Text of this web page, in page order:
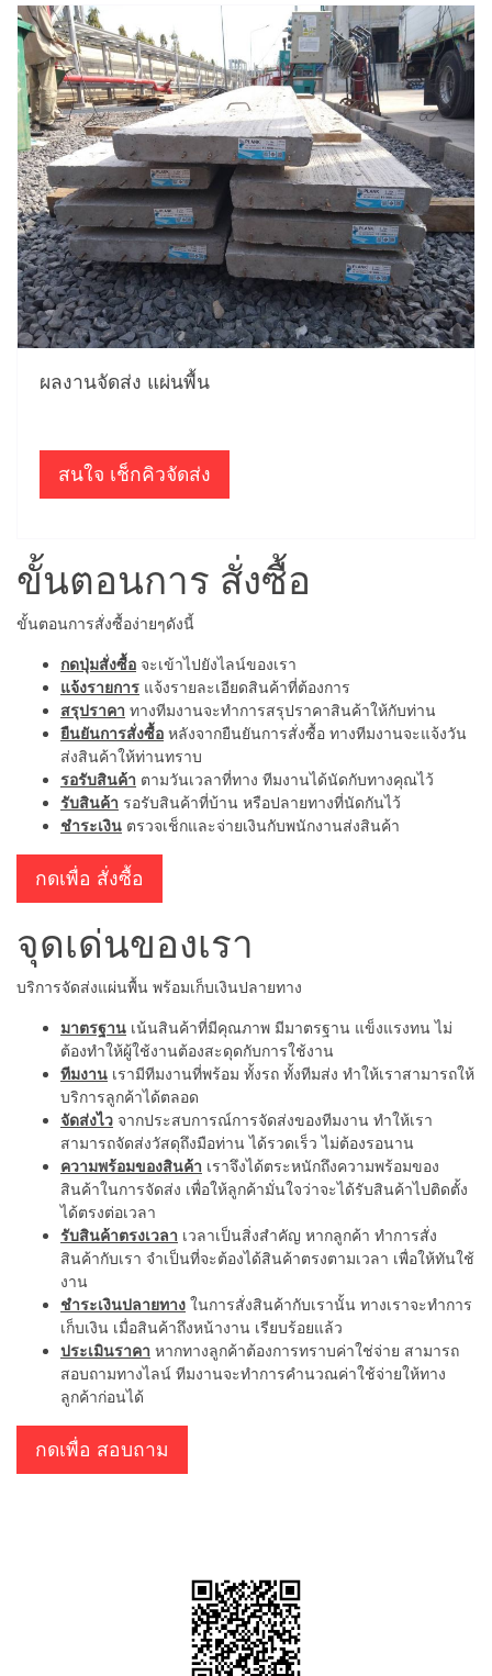
ผลงานจัดส่ง แผ่นพื้น
สนใจ เช็กคิวจัดส่ง
ขั้นตอนการ สั่งซื้อ
ขั้นตอนการสั่งซื้อง่ายๆดังนี้
กดปุ่มสั่งซื้อ จะเข้าไปยังไลน์ของเรา
แจ้งรายการ แจ้งรายละเอียดสินค้าที่ต้องการ
สรุปราคา ทางทีมงานจะทำการสรุปราคาสินค้าให้กับท่าน
ยืนยันการสั่งซื้อ หลังจากยืนยันการสั่งซื้อ ทางทีมงานจะแจ้งวัน
ส่งสินค้าให้ท่านทราบ
รอรับสินค้า ตามวันเวลาที่ทาง ทีมงานได้นัดกับทางคุณไว้
รับสินค้า รอรับสินค้าที่บ้าน หรือปลายทางที่นัดกันไว้
ชำระเงิน ตรวจเช็กและจ่ายเงินกับพนักงานส่งสินค้า
กดเพื่อ สั่งซื้อ
จุดเด่นของเรา
บริการจัดส่งแผ่นพื้น พร้อมเก็บเงินปลายทาง
มาตรฐาน เน้นสินค้าที่มีคุณภาพ มีมาตรฐาน แข็งแรงทน ไม่
ต้องทำให้ผู้ใช้งานต้องสะดุดกับการใช้งาน
ทีมงาน เรามีทีมงานที่พร้อม ทั้งรถ ทั้งทีมส่ง ทำให้เราสามารถให้
บริการลูกค้าได้ตลอด
จัดส่งไว จากประสบการณ์การจัดส่งของทีมงาน ทำให้เรา
สามารถจัดส่งวัสดุถึงมือท่าน ได้รวดเร็ว ไม่ต้องรอนาน
ความพร้อมของสินค้า เราจึงได้ตระหนักถึงความพร้อมของ
สินค้าในการจัดส่ง เพื่อให้ลูกค้ามั่นใจว่าจะได้รับสินค้าไปติดตั้ง
ได้ตรงต่อเวลา
รับสินค้าตรงเวลา เวลาเป็นสิ่งสำคัญ หากลูกค้า ทำการสั่ง
สินค้ากับเรา จำเป็นที่จะต้องได้สินค้าตรงตามเวลา เพื่อให้ทันใช้
งาน
ชำระเงินปลายทาง ในการสั่งสินค้ากับเรานั้น ทางเราจะทำการ
เก็บเงิน เมื่อสินค้าถึงหน้างาน เรียบร้อยแล้ว
ประเมินราคา หากทางลูกค้าต้องการทราบค่าใช่จ่าย สามารถ
สอบถามทางไลน์ ทีมงานจะทำการคำนวณค่าใช้จ่ายให้ทาง
ลูกค้าก่อนได้
กดเพื่อ สอบถาม